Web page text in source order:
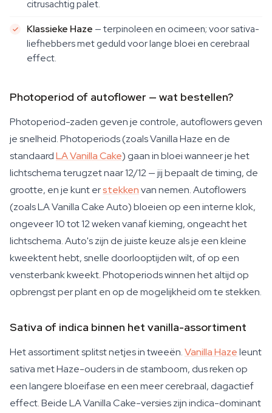
citrusachtig palet.
Klassieke Haze — terpinoleen en ocimeen; voor sativa-
liefhebbers met geduld voor lange bloei en cerebraal
effect.
Photoperiod of autoflower — wat bestellen?
Photoperiod-zaden geven je controle, autoflowers geven
je snelheid. Photoperiods (zoals Vanilla Haze en de
standaardLA Vanilla Cake) gaan in bloei wanneer je het
lichtschema terugzet naar 12/12 — jij bepaalt de timing, de
grootte, en je kunt erstekkenvan nemen. Autoflowers
(zoals LA Vanilla Cake Auto) bloeien op een interne klok,
ongeveer 10 tot 12 weken vanaf kieming, ongeacht het
lichtschema. Auto's zijn de juiste keuze als je een kleine
kweektent hebt, snelle doorlooptijden wilt, of op een
vensterbank kweekt. Photoperiods winnen het altijd op
opbrengst per plant en op de mogelijkheid om te stekken.
Sativa of indica binnen het vanilla-assortiment
Het assortiment splitst netjes in tweeën.Vanilla Hazeleunt
sativa met Haze-ouders in de stamboom, dus reken op
een langere bloeifase en een meer cerebraal, dagactief
effect. Beide LA Vanilla Cake-versies zijn indica-dominant